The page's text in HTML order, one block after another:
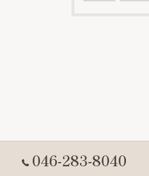
046-283-8040